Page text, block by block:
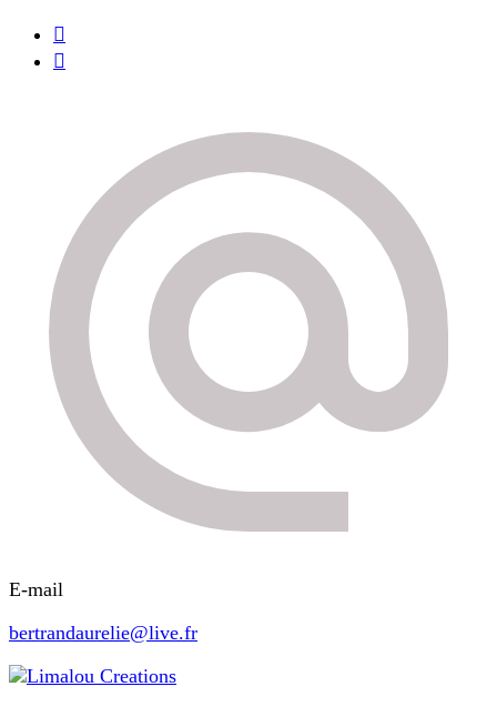
E-mail
bertrandaurelie@live.fr